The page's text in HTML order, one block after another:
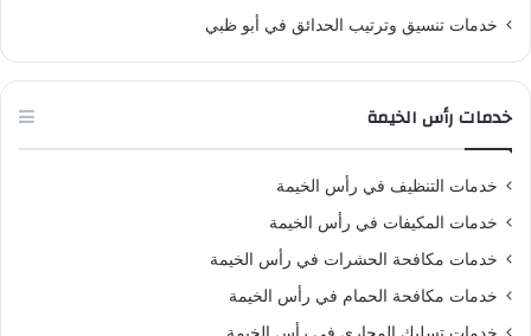
خدمات تنسيق وترتيب الحدائق في أبو ظبي
خدمات رأس الخيمة
خدمات التنظيف في رأس الخيمة
خدمات المكيفات في رأس الخيمة
خدمات مكافحة الحشرات في رأس الخيمة
خدمات مكافحة الحمام في رأس الخيمة